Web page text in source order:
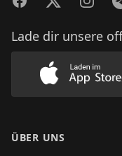
Lade dir unsere
Lade
ÜBER UNS